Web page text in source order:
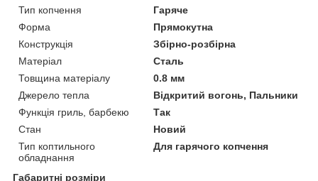
Тип копчення
Гаряче
Форма
Прямокутна
Конструкція
Збірно-розбірна
Матеріал
Сталь
Товщина матеріалу
0.8 мм
Джерело тепла
Відкритий вогонь, Пальники
Функція гриль, барбекю
Так
Стан
Новий
Тип коптильного
обладнання
Для гарячого копчення
Габаритні розміри